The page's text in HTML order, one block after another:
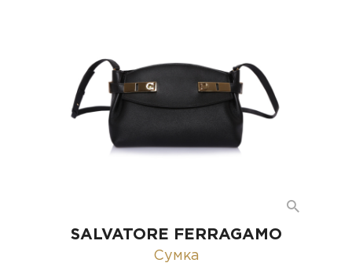
SALVATORE FERRAGAMO
Сумка